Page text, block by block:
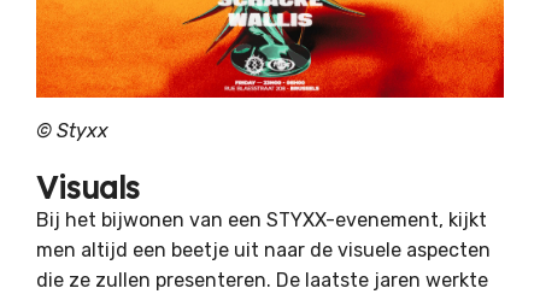
© Styxx
Visuals
Bij het bijwonen van een STYXX-evenement, kijkt
men altijd een beetje uit naar de visuele aspecten
die ze zullen presenteren. De laatste jaren werkte